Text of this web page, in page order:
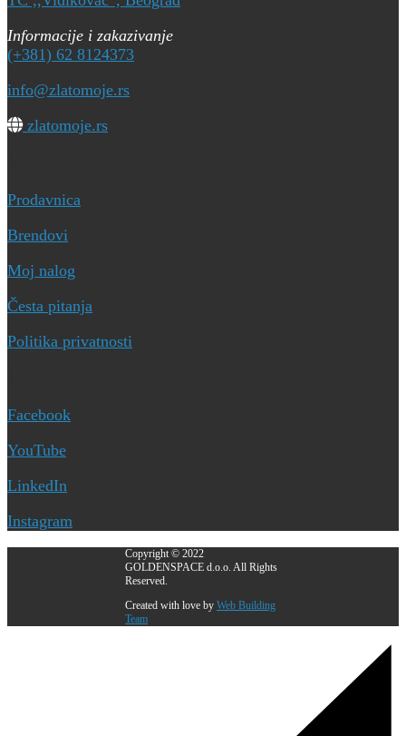
Informacije i zakazivanje
(+381) 62 8124373
info@zlatomoje.rs
zlatomoje.rs
Prodavnica
Brendovi
Moj nalog
Česta pitanja
Politika privatnosti
Facebook
YouTube
LinkedIn
Instagram
Copyright © 2022
GOLDENSPACE d.o.o. All Rights
Reserved.
Created with love by Web Building
Team